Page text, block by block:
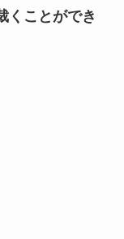
くことができ